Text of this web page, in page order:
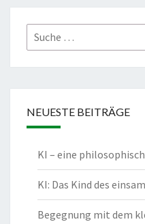
Suche
nach:
NEUESTE BEITRÄGE
KI – eine
KI: Das Kind des
Begegnung mit dem